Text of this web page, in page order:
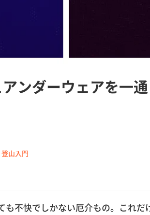
ンダーウェアを一
登山入門
不快でしかない厄介もの。これだ